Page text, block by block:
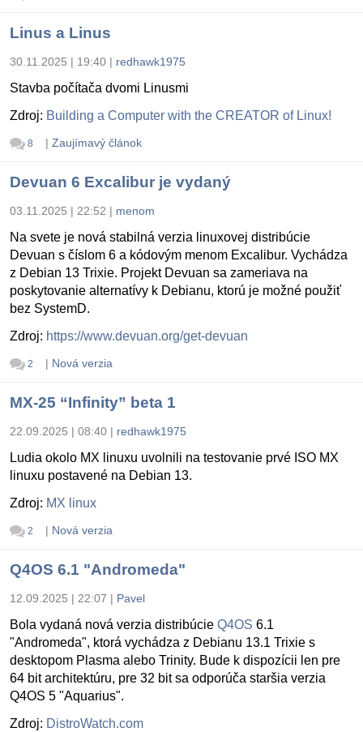
Linus a Linus
30.11.2025 | 19:40 | redhawk1975
Stavba počítača dvomi Linusmi
Zdroj: Building a Computer with the CREATOR of Linux!
8 | Zaujímavý článok
Devuan 6 Excalibur je vydaný
03.11.2025 | 22:52 | menom
Na svete je nová stabilná verzia linuxovej distribúcie
Devuan s číslom 6 a kódovým menom Excalibur. Vychádza
z Debian 13 Trixie. Projekt Devuan sa zameriava na
poskytovanie alternatívy k Debianu, ktorú je možné použiť
bez SystemD.
Zdroj: https://www.devuan.org/get-devuan
2 | Nová verzia
MX-25 “Infinity” beta 1
22.09.2025 | 08:40 | redhawk1975
Ludia okolo MX linuxu uvolnili na testovanie prvé ISO MX
linuxu postavené na Debian 13.
Zdroj: MX linux
2 | Nová verzia
Q4OS 6.1 "Andromeda"
12.09.2025 | 22:07 | Pavel
Bola vydaná nová verzia distribúcie Q4OS 6.1
"Andromeda", ktorá vychádza z Debianu 13.1 Trixie s
desktopom Plasma alebo Trinity. Bude k dispozícii len pre
64 bit architektúru, pre 32 bit sa odporúča staršia verzia
Q4OS 5 "Aquarius".
Zdroj: DistroWatch.com